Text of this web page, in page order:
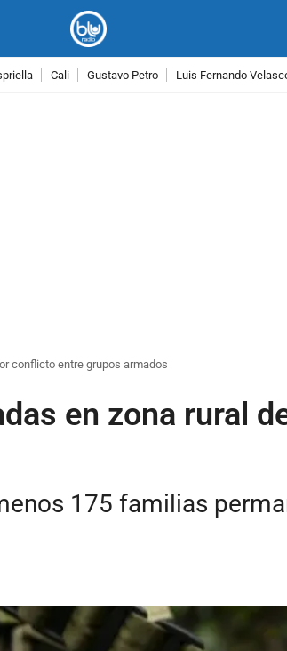
Cali Gustavo Petro Luis Fernando
conflicto entre grupos armados
en zona rural
175 familias